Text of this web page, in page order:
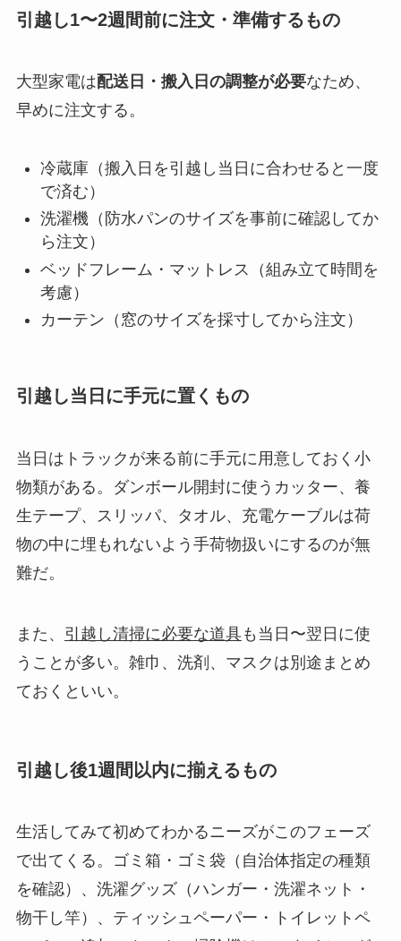
引越し1〜2週間前に注文・準備するもの
大型家電は配送日・搬入日の調整が必要なため、
早めに注文する。
冷蔵庫（搬入日を引越し当日に合わせると一度
で済む）
洗濯機（防水パンのサイズを事前に確認してか
ら注文）
ベッドフレーム・マットレス（組み立て時間を
考慮）
カーテン（窓のサイズを採寸してから注文）
引越し当日に手元に置くもの
当日はトラックが来る前に手元に用意しておく小
物類がある。ダンボール開封に使うカッター、養
生テープ、スリッパ、タオル、充電ケーブルは荷
物の中に埋もれないよう手荷物扱いにするのが無
難だ。
また、 引越し清掃に必要な道具も当日〜翌日に使
うことが多い。雑巾、洗剤、マスクは別途まとめ
ておくといい。
引越し後1週間以内に揃えるもの
生活してみて初めてわかるニーズがこのフェーズ
で出てくる。ゴミ箱・ゴミ袋（自治体指定の種類
を確認）、洗濯グッズ（ハンガー・洗濯ネット・
物干し竿）、ティッシュペーパー・トイレットペ